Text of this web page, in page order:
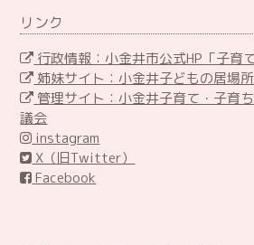
リンク
行政情報：小金井市公式HP「子育
姉妹サイト：小金井子どもの居場
管理サイト：小金井子育て・子育
議会
instagram
X（旧Twitter）
Facebook